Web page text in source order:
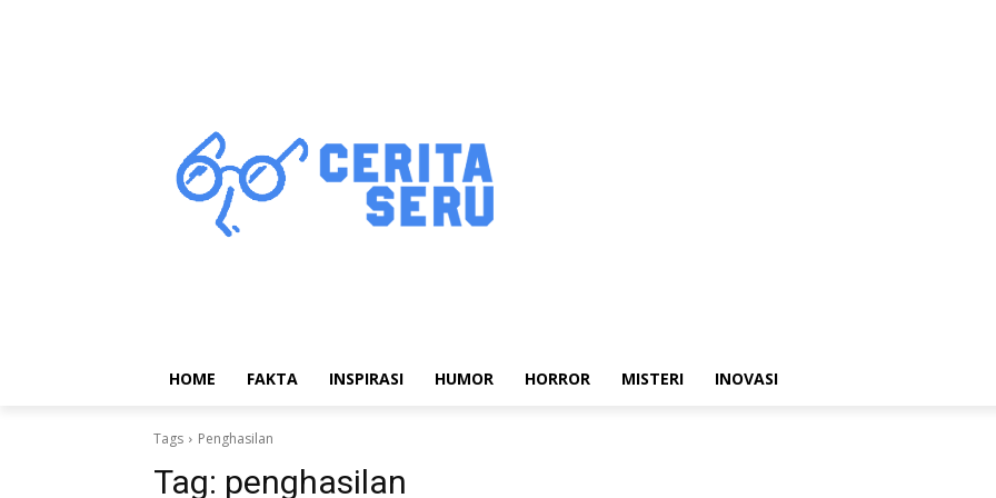
HOME FAKTA INSPIRASI HUMOR HORROR MISTERI INOVASI
Tags Penghasilan
Tag: penghasilan